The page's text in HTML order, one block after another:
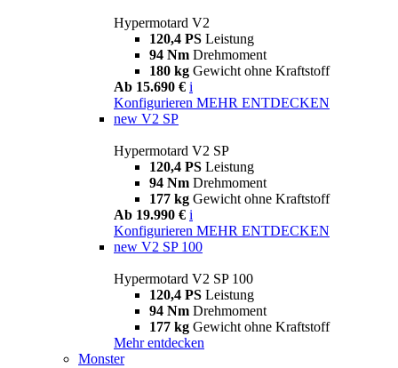
Hypermotard V2
120,4 PS Leistung
94 Nm Drehmoment
180 kg Gewicht ohne Kraftstoff
Ab 15.690 € i
Konfigurieren MEHR ENTDECKEN
new V2 SP
Hypermotard V2 SP
120,4 PS Leistung
94 Nm Drehmoment
177 kg Gewicht ohne Kraftstoff
Ab 19.990 € i
Konfigurieren MEHR ENTDECKEN
new V2 SP 100
Hypermotard V2 SP 100
120,4 PS Leistung
94 Nm Drehmoment
177 kg Gewicht ohne Kraftstoff
Mehr entdecken
Monster